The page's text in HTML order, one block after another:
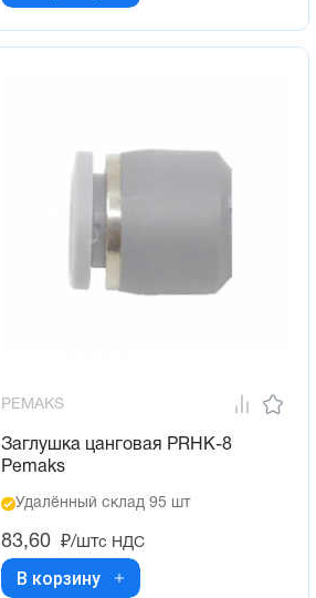
PEMAKS
Заглушка цанговая PRHK-8
Pemaks
Удалённый склад 95 шт
83,60 ₽/штс НДС
В корзину